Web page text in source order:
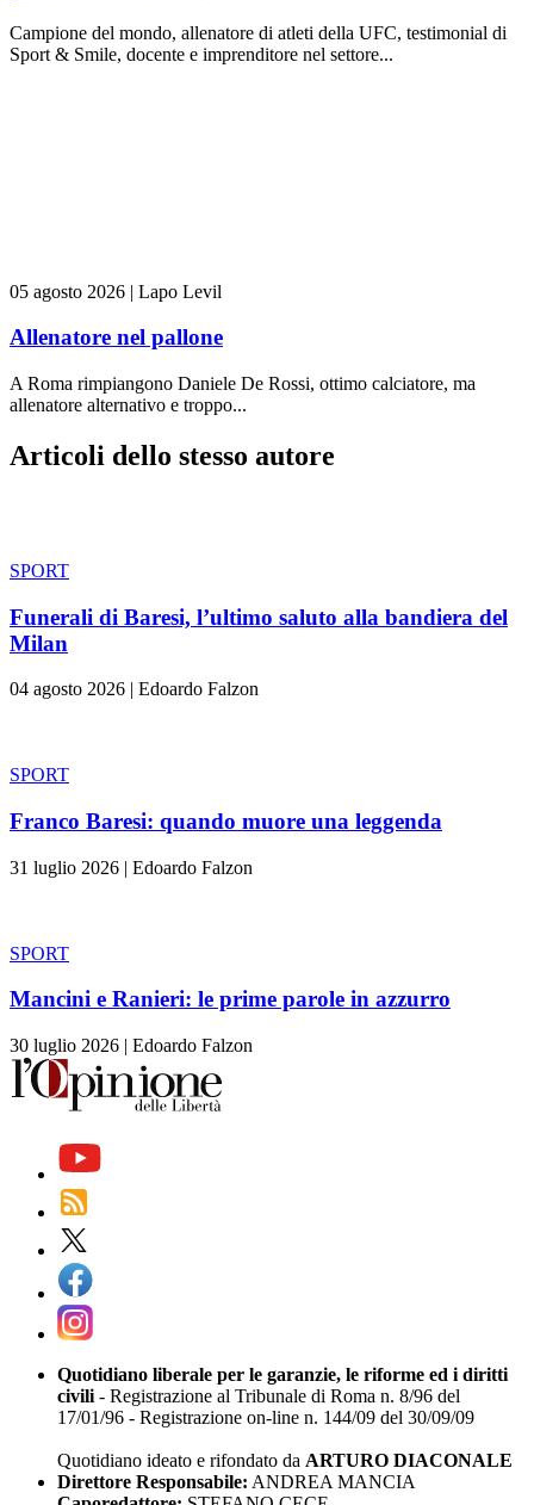
Campione del mondo, allenatore di atleti della UFC, testimonial di
Sport & Smile, docente e imprenditore nel settore...
05 agosto 2026 | Lapo Levil
Allenatore nel pallone
A Roma rimpiangono Daniele De Rossi, ottimo calciatore, ma
allenatore alternativo e troppo...
Articoli dello stesso autore
SPORT
Funerali di Baresi, l’ultimo saluto alla bandiera del
Milan
04 agosto 2026 | Edoardo Falzon
SPORT
Franco Baresi: quando muore una leggenda
31 luglio 2026 | Edoardo Falzon
SPORT
Mancini e Ranieri: le prime parole in azzurro
30 luglio 2026 | Edoardo Falzon
Quotidiano liberale per le garanzie, le riforme ed i diritti
civili - Registrazione al Tribunale di Roma n. 8/96 del
17/01/96 - Registrazione on-line n. 144/09 del 30/09/09
Quotidiano ideato e rifondato da ARTURO DIACONALE
Direttore Responsabile: ANDREA MANCIA